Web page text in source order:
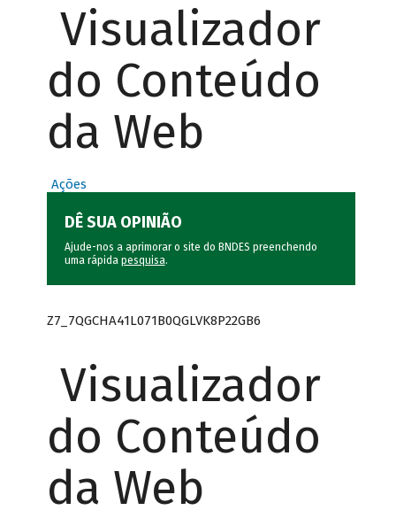
Visualizador
do Conteúdo
da Web
Ações
DÊ SUA OPINIÃO
Ajude-nos a aprimorar o site do BNDES preenchendo
uma rápida pesquisa.
Z7_7QGCHA41L071B0QGLVK8P22GB6
Visualizador
do Conteúdo
da Web